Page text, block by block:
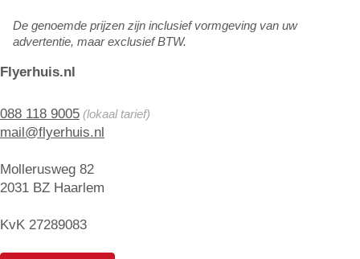
Flyerhuis.nl
088 118 9005 (lokaal tarief)
mail@flyerhuis.nl
Mollerusweg 82
2031 BZ Haarlem
KvK 27289083
De genoemde prijzen zijn inclusief vormgeving van uw
advertentie, maar exclusief BTW.